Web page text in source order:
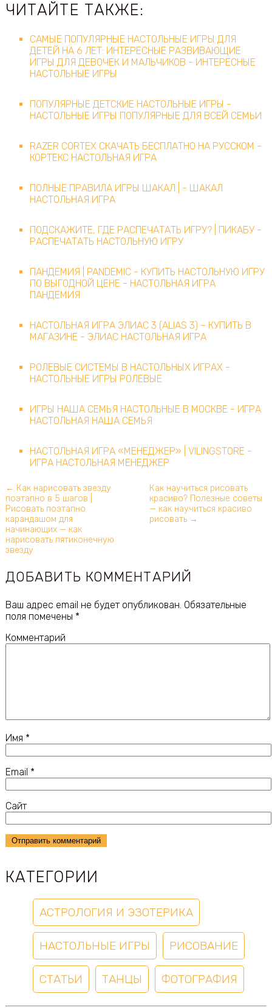
ЧИТАЙТЕ ТАКЖЕ:
САМЫЕ ПОПУЛЯРНЫЕ НАСТОЛЬНЫЕ ИГРЫ ДЛЯ
ДЕТЕЙ НА 6 ЛЕТ: ИНТЕРЕСНЫЕ РАЗВИВАЮЩИЕ
ИГРЫ ДЛЯ ДЕВОЧЕК И МАЛЬЧИКОВ - ИНТЕРЕСНЫЕ
НАСТОЛЬНЫЕ ИГРЫ
ПОПУЛЯРНЫЕ ДЕТСКИЕ НАСТОЛЬНЫЕ ИГРЫ -
НАСТОЛЬНЫЕ ИГРЫ ПОПУЛЯРНЫЕ ДЛЯ ВСЕЙ СЕМЬИ
RAZER CORTEX СКАЧАТЬ БЕСПЛАТНО НА РУССКОМ -
КОРТЕКС НАСТОЛЬНАЯ ИГРА
ПОЛНЫЕ ПРАВИЛА ИГРЫ ШАКАЛ | - ШАКАЛ
НАСТОЛЬНАЯ ИГРА
ПОДСКАЖИТЕ, ГДЕ РАСПЕЧАТАТЬ ИГРУ? | ПИКАБУ -
РАСПЕЧАТАТЬ НАСТОЛЬНУЮ ИГРУ
ПАНДЕМИЯ | PANDEMIC - КУПИТЬ НАСТОЛЬНУЮ ИГРУ
ПО ВЫГОДНОЙ ЦЕНЕ - НАСТОЛЬНАЯ ИГРА
ПАНДЕМИЯ
НАСТОЛЬНАЯ ИГРА ЭЛИАС 3 (ALIAS 3) – КУПИТЬ В
МАГАЗИНЕ - ЭЛИАС НАСТОЛЬНАЯ ИГРА
РОЛЕВЫЕ СИСТЕМЫ В НАСТОЛЬНЫХ ИГРАХ -
НАСТОЛЬНЫЕ ИГРЫ РОЛЕВЫЕ
ИГРЫ НАША СЕМЬЯ НАСТОЛЬНЫЕ В МОСКВЕ - ИГРА
НАСТОЛЬНАЯ НАША СЕМЬЯ
НАСТОЛЬНАЯ ИГРА «МЕНЕДЖЕР» | VILINGSTORE -
ИГРА НАСТОЛЬНАЯ МЕНЕДЖЕР
← Как нарисовать звезду
поэтапно в 5 шагов |
Рисовать поэтапно
карандашом для
начинающих — как
нарисовать пятиконечную
звезду
Как научиться рисовать
красиво? Полезные советы
— как научиться красиво
рисовать →
ДОБАВИТЬ КОММЕНТАРИЙ
Ваш адрес email не будет опубликован. Обязательные
поля помечены *
Комментарий
Имя *
Email *
Сайт
КАТЕГОРИИ
АСТРОЛОГИЯ И ЭЗОТЕРИКА
НАСТОЛЬНЫЕ ИГРЫ РИСОВАНИЕ
СТАТЬИ ТАНЦЫ ФОТОГРАФИЯ